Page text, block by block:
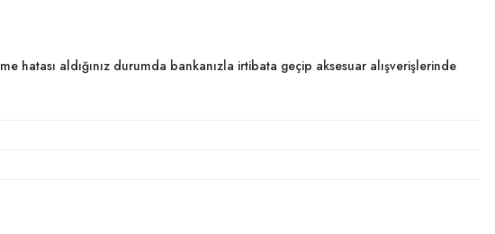
hatası aldığınız durumda bankanızla irtibata geçip aksesuar alışverişlerinde